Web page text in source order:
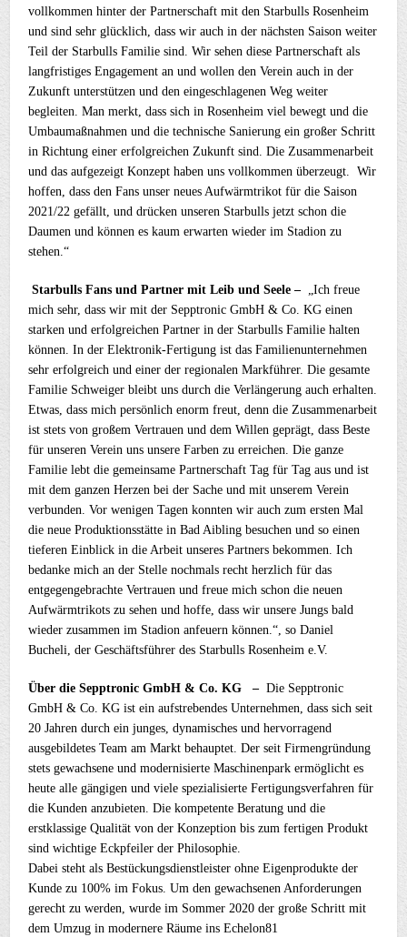
vollkommen hinter der Partnerschaft mit den Starbulls Rosenheim
und sind sehr glücklich, dass wir auch in der nächsten Saison weiter
Teil der Starbulls Familie sind. Wir sehen diese Partnerschaft als
langfristiges Engagement an und wollen den Verein auch in der
Zukunft unterstützen und den eingeschlagenen Weg weiter
begleiten. Man merkt, dass sich in Rosenheim viel bewegt und die
Umbaumaßnahmen und die technische Sanierung ein großer Schritt
in Richtung einer erfolgreichen Zukunft sind. Die Zusammenarbeit
und das aufgezeigt Konzept haben uns vollkommen überzeugt. Wir
hoffen, dass den Fans unser neues Aufwärmtrikot für die Saison
2021/22 gefällt, und drücken unseren Starbulls jetzt schon die
Daumen und können es kaum erwarten wieder im Stadion zu
stehen.“
Starbulls Fans und Partner mit Leib und Seele – „Ich freue
mich sehr, dass wir mit der Sepptronic GmbH & Co. KG einen
starken und erfolgreichen Partner in der Starbulls Familie halten
können. In der Elektronik-Fertigung ist das Familienunternehmen
sehr erfolgreich und einer der regionalen Markführer. Die gesamte
Familie Schweiger bleibt uns durch die Verlängerung auch erhalten.
Etwas, dass mich persönlich enorm freut, denn die Zusammenarbeit
ist stets von großem Vertrauen und dem Willen geprägt, dass Beste
für unseren Verein uns unsere Farben zu erreichen. Die ganze
Familie lebt die gemeinsame Partnerschaft Tag für Tag aus und ist
mit dem ganzen Herzen bei der Sache und mit unserem Verein
verbunden. Vor wenigen Tagen konnten wir auch zum ersten Mal
die neue Produktionsstätte in Bad Aibling besuchen und so einen
tieferen Einblick in die Arbeit unseres Partners bekommen. Ich
bedanke mich an der Stelle nochmals recht herzlich für das
entgegengebrachte Vertrauen und freue mich schon die neuen
Aufwärmtrikots zu sehen und hoffe, dass wir unsere Jungs bald
wieder zusammen im Stadion anfeuern können.“, so Daniel
Bucheli, der Geschäftsführer des Starbulls Rosenheim e.V.
Über die Sepptronic GmbH & Co. KG –Die Sepptronic
GmbH & Co. KG ist ein aufstrebendes Unternehmen, dass sich seit
20 Jahren durch ein junges, dynamisches und hervorragend
ausgebildetes Team am Markt behauptet. Der seit Firmengründung
stets gewachsene und modernisierte Maschinenpark ermöglicht es
heute alle gängigen und viele spezialisierte Fertigungsverfahren für
die Kunden anzubieten. Die kompetente Beratung und die
erstklassige Qualität von der Konzeption bis zum fertigen Produkt
sind wichtige Eckpfeiler der Philosophie.
Dabei steht als Bestückungsdienstleister ohne Eigenprodukte der
Kunde zu 100% im Fokus. Um den gewachsenen Anforderungen
gerecht zu werden, wurde im Sommer 2020 der große Schritt mit
dem Umzug in modernere Räume ins Echelon81